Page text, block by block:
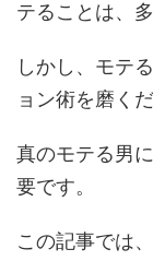
テることは、
しかし、モテ
ョン術を磨く
真のモテる男
要です。
この記事では